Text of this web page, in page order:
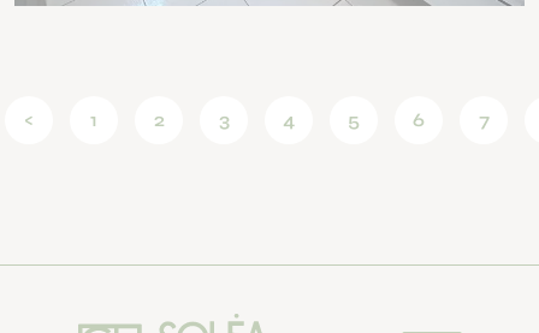
< 1 2 3 4 5 6 7